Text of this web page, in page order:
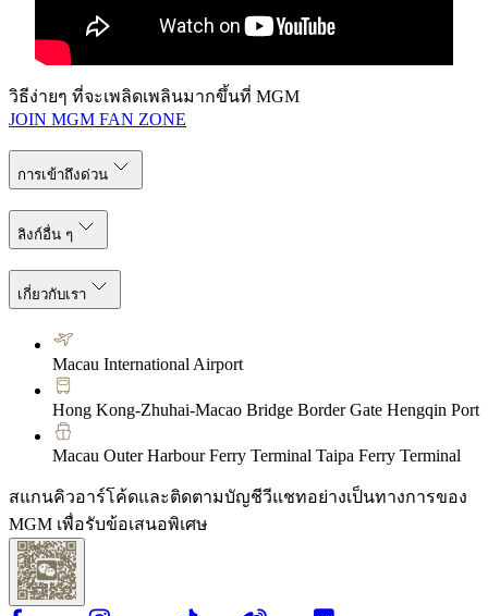
วิธีง่ายๆ ที่จะเพลิดเพลินมากขึ้นที่ MGM
JOIN MGM FAN ZONE
การเข้าถึงด่วน
ลิงก์อื่น ๆ
เกี่ยวกับเรา
Macau International Airport
Hong Kong-Zhuhai-Macao Bridge Border Gate Hengqin Port
Macau Outer Harbour Ferry Terminal Taipa Ferry Terminal
สแกนคิวอาร์โค้ดและติดตามบัญชีวีแชทอย่างเป็นทางการของ
MGM เพื่อรับข้อเสนอพิเศษ